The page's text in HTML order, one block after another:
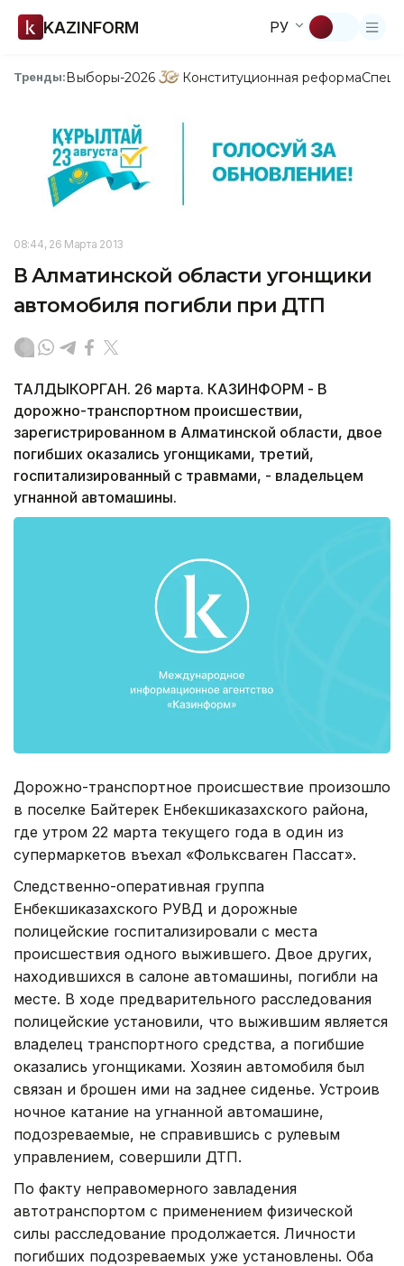
KAZINFORM РУ
Тренды:Выборы-2026 Конституционная реформа
08:44, 26 Марта 2013
В Алматинской области угонщики
автомобиля погибли при ДТП
ТАЛДЫКОРГАН. 26 марта. КАЗИНФОРМ - В
дорожно-транспортном происшествии,
зарегистрированном в Алматинской области, двое
погибших оказались угонщиками, третий,
госпитализированный с травмами, - владельцем
угнанной автомашины.
Дорожно-транспортное происшествие произошло
в поселке Байтерек Енбекшиказахского района,
где утром 22 марта текущего года в один из
супермаркетов въехал «Фольксваген Пассат».
Следственно-оперативная группа
Енбекшиказахского РУВД и дорожные
полицейские госпитализировали с места
происшествия одного выжившего. Двое других,
находившихся в салоне автомашины, погибли на
месте. В ходе предварительного расследования
полицейские установили, что выжившим является
владелец транспортного средства, а погибшие
оказались угонщиками. Хозяин автомобиля был
связан и брошен ими на заднее сиденье. Устроив
ночное катание на угнанной автомашине,
подозреваемые, не справившись с рулевым
управлением, совершили ДТП.
По факту неправомерного завладения
автотранспортом с применением физической
силы расследование продолжается. Личности
погибших подозреваемых уже установлены. Оба